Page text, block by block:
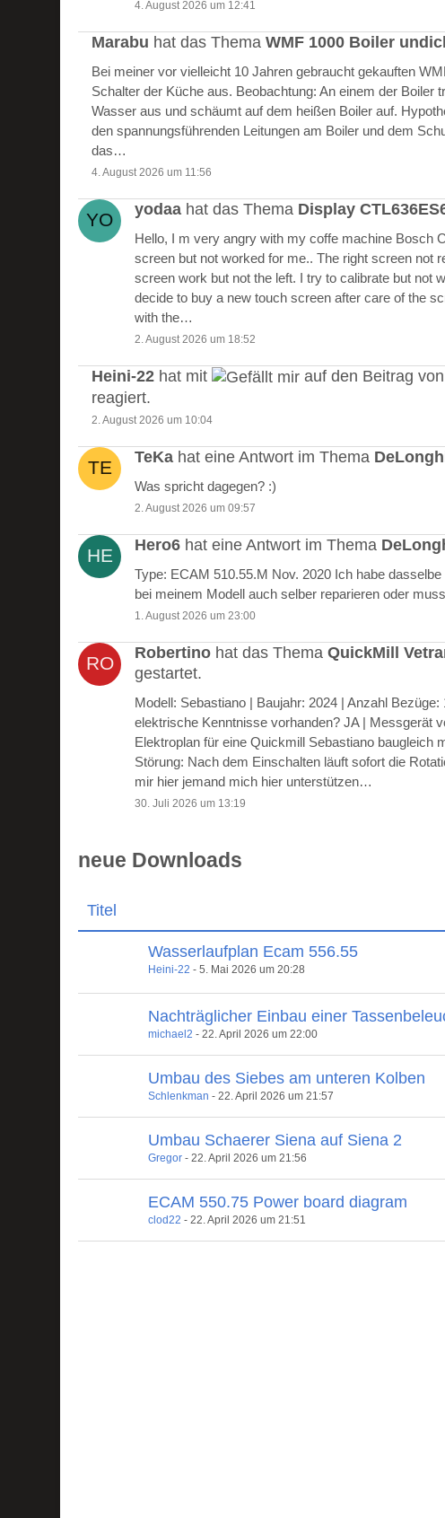
4. August 2026 um 12:41
Marabu hat das ThemaWMF 1000 Boiler
Bei meiner vor vielleicht 10 Jahren gebraucht gekauften
Schalter der Küche aus. Beobachtung: An einem der
Wasser aus und schäumt auf dem heißen Boiler auf.
den spannungsführenden Leitungen am Boiler und dem
das…
4. August 2026 um 11:56
yodaa hat das Thema Display
Hello, I m very angry with my coffe machine Bosch
screen but not worked for me.. The right screen not
screen work but not the left. I try to calibrate but not
decide to buy a new touch screen after care of the
with the…
2. August 2026 um 18:52
Heini-22 hat mit auf den Beitrag
reagiert.
2. August 2026 um 10:04
TeKa hat eine Antwort im Thema
Was spricht dagegen? :)
2. August 2026 um 09:57
Hero6 hat eine Antwort im Thema
Type: ECAM 510.55.M Nov. 2020 Ich habe
bei meinem Modell auch selber reparieren oder
1. August 2026 um 23:00
Robertino hat das ThemaQuickMill
gestartet.
Modell: Sebastiano | Baujahr: 2024 | Anzahl
elektrische Kenntnisse vorhanden? JA | Messgerät
Elektroplan für eine Quickmill Sebastiano baugleich
Störung: Nach dem Einschalten läuft sofort die
mir hier jemand mich hier unterstützen…
30. Juli 2026 um 13:19
neue Downloads
Titel
Wasserlaufplan Ecam 556.55
Heini-22 -5. Mai 2026 um 20:28
Nachträglicher Einbau einer
michael2 -22. April 2026 um 22:00
Umbau des Siebes am unteren Kolben
Schlenkman -22. April 2026 um 21:57
Umbau Schaerer Siena auf Siena 2
Gregor -22. April 2026 um 21:56
ECAM 550.75 Power board diagram
clod22 -22. April 2026 um 21:51